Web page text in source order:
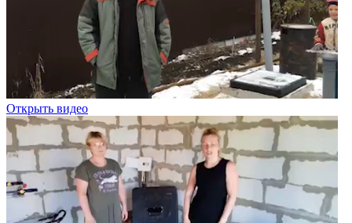
Открыть видео